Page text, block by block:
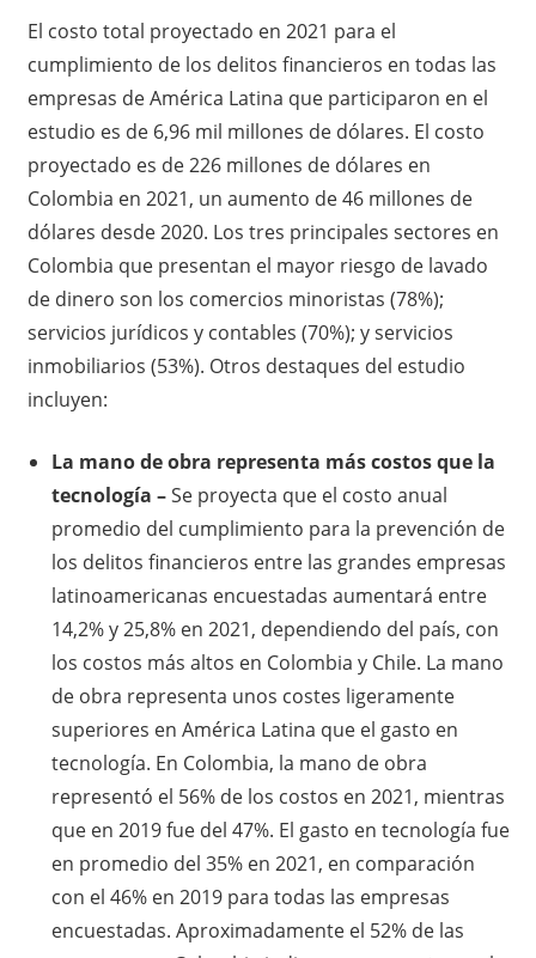
El costo total proyectado en 2021 para el
cumplimiento de los delitos financieros en todas las
empresas de América Latina que participaron en el
estudio es de 6,96 mil millones de dólares. El costo
proyectado es de 226 millones de dólares en
Colombia en 2021, un aumento de 46 millones de
dólares desde 2020. Los tres principales sectores en
Colombia que presentan el mayor riesgo de lavado
de dinero son los comercios minoristas (78%);
servicios jurídicos y contables (70%); y servicios
inmobiliarios (53%). Otros destaques del estudio
incluyen:
La mano de obra representa más costos que la
tecnología –Se proyecta que el costo anual
promedio del cumplimiento para la prevención de
los delitos financieros entre las grandes empresas
latinoamericanas encuestadas aumentará entre
14,2% y 25,8% en 2021, dependiendo del país, con
los costos más altos en Colombia y Chile. La mano
de obra representa unos costes ligeramente
superiores en América Latina que el gasto en
tecnología. En Colombia, la mano de obra
representó el 56% de los costos en 2021, mientras
que en 2019 fue del 47%. El gasto en tecnología fue
en promedio del 35% en 2021, en comparación
con el 46% en 2019 para todas las empresas
encuestadas. Aproximadamente el 52% de las